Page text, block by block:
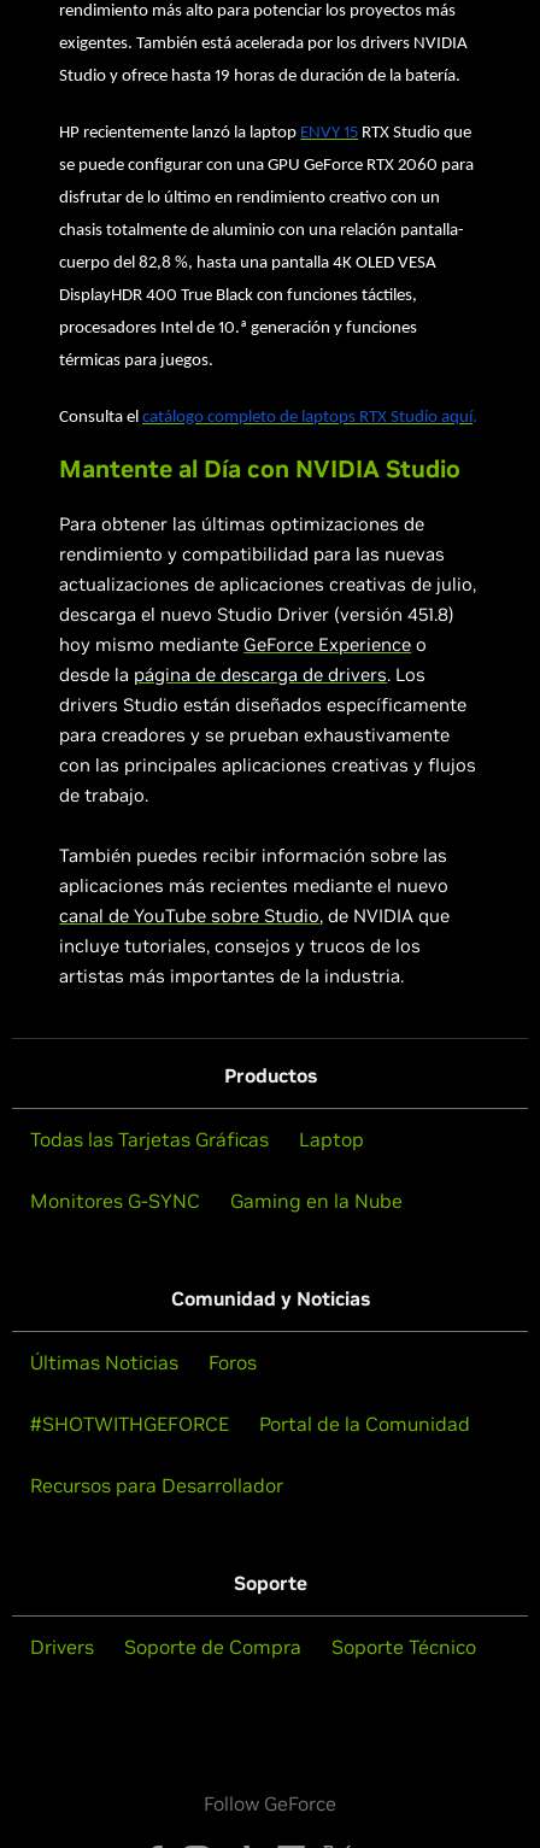
rendimiento más alto para potenciar los proyectos más
exigentes. También está acelerada por los drivers NVIDIA
Studio y ofrece hasta 19 horas de duración de la batería.
HP recientemente lanzó la laptop ENVY 15 RTX Studio que
se puede configurar con una GPU GeForce RTX 2060 para
disfrutar de lo último en rendimiento creativo con un
chasis totalmente de aluminio con una relación pantalla-
cuerpo del 82,8 %, hasta una pantalla 4K OLED VESA
DisplayHDR 400 True Black con funciones táctiles,
procesadores Intel de 10.ª generación y funciones
térmicas para juegos.
Consulta elcatálogo completo de laptops RTX Studio aquí.
Mantente al Día con NVIDIA Studio
Para obtener las últimas optimizaciones de
rendimiento y compatibilidad para las nuevas
actualizaciones de aplicaciones creativas de julio,
descarga el nuevo Studio Driver (versión 451.8)
hoy mismo mediante GeForce Experience o
desde la página de descarga de drivers. Los
drivers Studio están diseñados específicamente
para creadores y se prueban exhaustivamente
con las principales aplicaciones creativas y flujos
de trabajo.
También puedes recibir información sobre las
aplicaciones más recientes mediante el nuevo
canal de YouTube sobre Studio, de NVIDIA que
incluye tutoriales, consejos y trucos de los
artistas más importantes de la industria.
Productos
Todas las Tarjetas Gráficas Laptop
Monitores G-SYNC Gaming en la Nube
Comunidad y Noticias
Últimas Noticias Foros
#SHOTWITHGEFORCE Portal de la Comunidad
Recursos para Desarrollador
Soporte
Drivers Soporte de Compra Soporte Técnico
Follow GeForce